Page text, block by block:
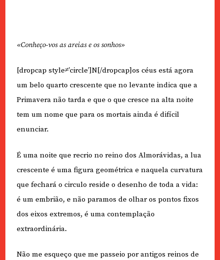
«Conheço-vos as areias e os sonhos»
[dropcap style≠’circle’]N[/dropcap]os céus está agora
um belo quarto crescente que no levante indica que a
Primavera não tarda e que o que cresce na alta noite
tem um nome que para os mortais ainda é difícil
enunciar.
É uma noite que recrio no reino dos Almorávidas, a lua
crescente é uma figura geométrica e naquela curvatura
que fechará o circulo reside o desenho de toda a vida:
é um embrião, e não paramos de olhar os pontos fixos
dos eixos extremos, é uma contemplação
extraordinária.
Não me esqueço que me passeio por antigos reinos de